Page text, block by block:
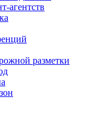
агентств
разметки